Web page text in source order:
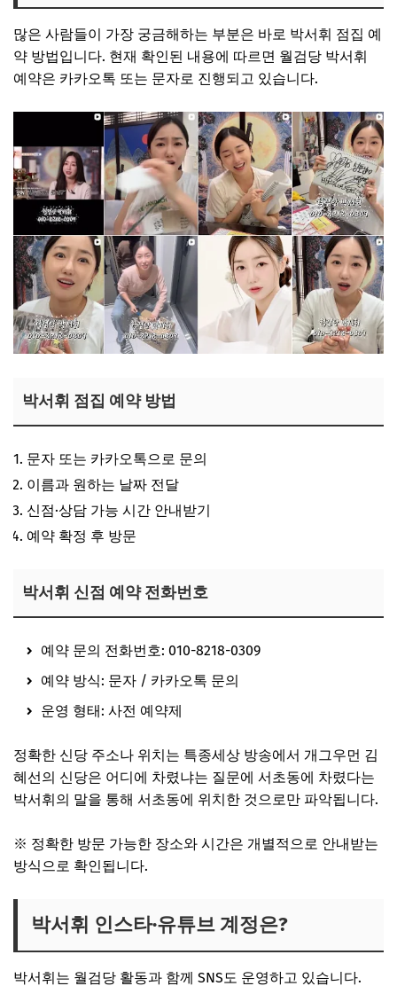
많은 사람들이 가장 궁금해하는 부분은 바로 박서휘 점집 예
약 방법입니다. 현재 확인된 내용에 따르면 월검당 박서휘
예약은 카카오톡 또는 문자로 진행되고 있습니다.
박서휘 점집 예약 방법
문자 또는 카카오톡으로 문의
이름과 원하는 날짜 전달
신점·상담 가능 시간 안내받기
예약 확정 후 방문
박서휘 신점 예약 전화번호
예약 문의 전화번호: 010-8218-0309
예약 방식: 문자 / 카카오톡 문의
운영 형태: 사전 예약제
정확한 신당 주소나 위치는 특종세상 방송에서 개그우먼 김
혜선의 신당은 어디에 차렸냐는 질문에 서초동에 차렸다는
박서휘의 말을 통해 서초동에 위치한 것으로만 파악됩니다.
※ 정확한 방문 가능한 장소와 시간은 개별적으로 안내받는
방식으로 확인됩니다.
박서휘 인스타·유튜브 계정은?
박서휘는 월검당 활동과 함께 SNS도 운영하고 있습니다.